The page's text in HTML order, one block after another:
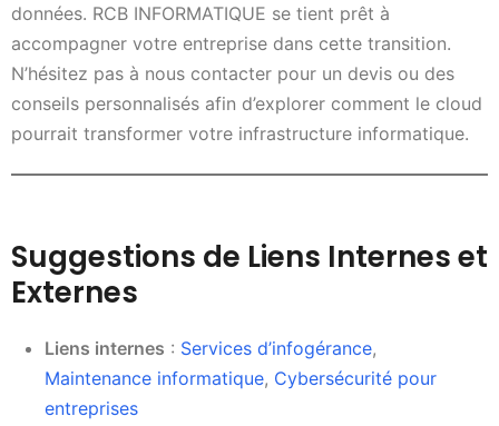
données. RCB INFORMATIQUE se tient prêt à
accompagner votre entreprise dans cette transition.
N’hésitez pas à nous contacter pour un devis ou des
conseils personnalisés afin d’explorer comment le cloud
pourrait transformer votre infrastructure informatique.
Suggestions de Liens Internes et
Externes
Liens internes : Services d’infogérance,
Maintenance informatique, Cybersécurité pour
entreprises